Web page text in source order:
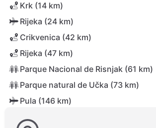
Krk (14 km)
Rijeka (24 km)
Crikvenica (42 km)
Rijeka (47 km)
Parque Nacional de Risnjak (61 km)
Parque natural de Učka (73 km)
Pula (146 km)